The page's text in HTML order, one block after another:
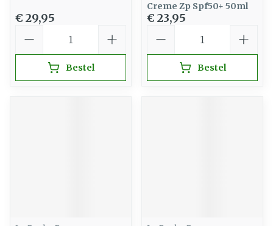
€ 29,95
Bestel
Creme Zp Spf50+ 50ml
€ 23,95
Bestel